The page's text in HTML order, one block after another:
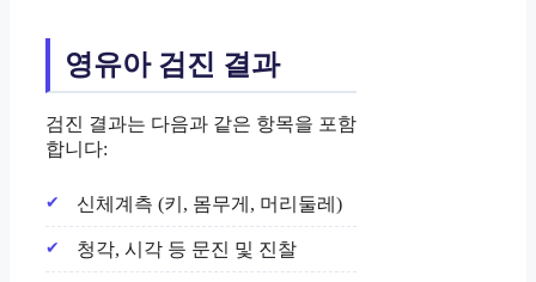
영유아 검진 결과
검진 결과는 다음과 같은 항목을 포함
합니다:
신체계측 (키, 몸무게, 머리둘레)
청각, 시각 등 문진 및 진찰